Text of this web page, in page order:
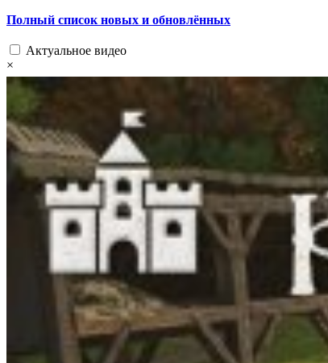
Полный список новых и обновлённых
Актуальное видео
×